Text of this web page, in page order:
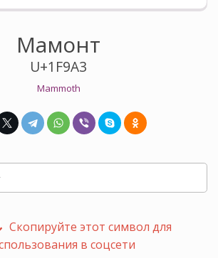
Мамонт
U+1F9A3
Mammoth
Скопируйте этот символ для
в соцсети